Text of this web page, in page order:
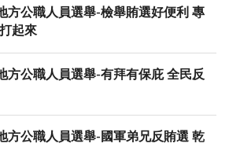
方公職人員選舉-檢舉賄選好便利 專
起來
方公職人員選舉-有拜有保庇 全民反
方公職人員選舉-國軍弟兄反賄選 乾